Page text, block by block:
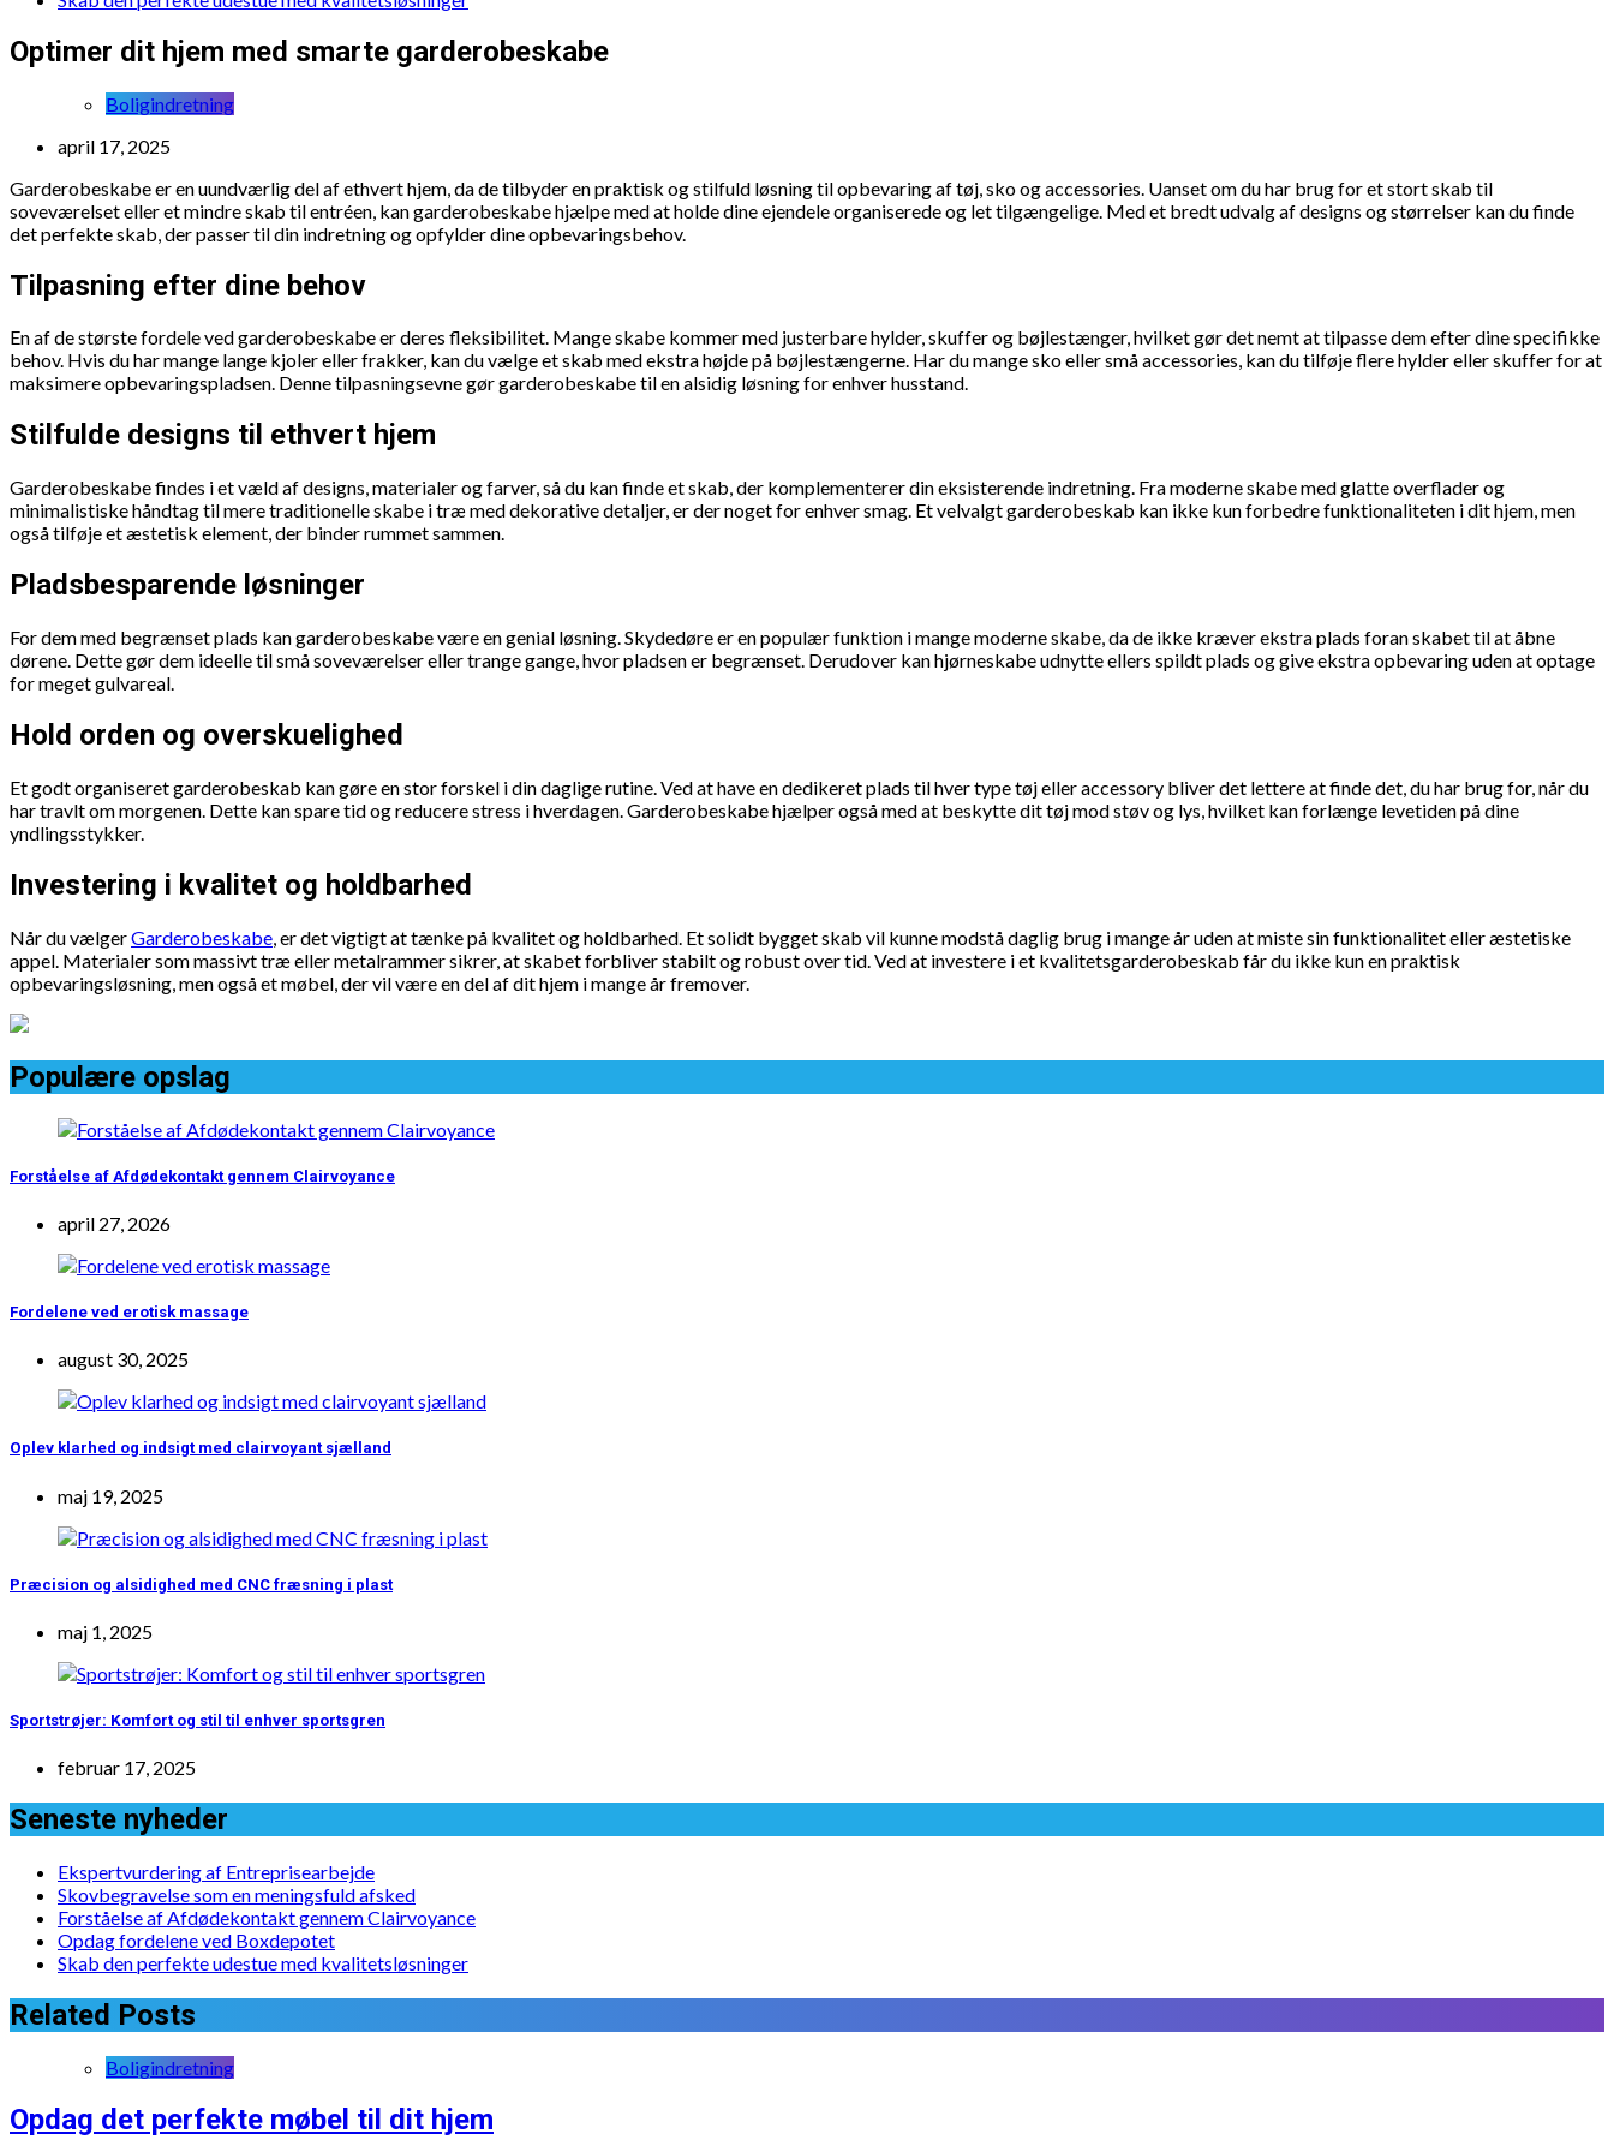
Optimer dit hjem med smarte garderobeskabe
Boligindretning
april 17, 2025
Garderobeskabe er en uundværlig del af ethvert hjem, da de tilbyder en praktisk og stilfuld løsning til opbevaring af tøj, sko og accessories. Uanset om du har brug for et stort skab til
soveværelset eller et mindre skab til entréen, kan garderobeskabe hjælpe med at holde dine ejendele organiserede og let tilgængelige. Med et bredt udvalg af designs og størrelser kan du finde
det perfekte skab, der passer til din indretning og opfylder dine opbevaringsbehov.
Tilpasning efter dine behov
En af de største fordele ved garderobeskabe er deres fleksibilitet. Mange skabe kommer med justerbare hylder, skuffer og bøjlestænger, hvilket gør det nemt at tilpasse dem efter dine specifikke
behov. Hvis du har mange lange kjoler eller frakker, kan du vælge et skab med ekstra højde på bøjlestængerne. Har du mange sko eller små accessories, kan du tilføje flere hylder eller skuffer for at
maksimere opbevaringspladsen. Denne tilpasningsevne gør garderobeskabe til en alsidig løsning for enhver husstand.
Stilfulde designs til ethvert hjem
Garderobeskabe findes i et væld af designs, materialer og farver, så du kan finde et skab, der komplementerer din eksisterende indretning. Fra moderne skabe med glatte overflader og
minimalistiske håndtag til mere traditionelle skabe i træ med dekorative detaljer, er der noget for enhver smag. Et velvalgt garderobeskab kan ikke kun forbedre funktionaliteten i dit hjem, men
også tilføje et æstetisk element, der binder rummet sammen.
Pladsbesparende løsninger
For dem med begrænset plads kan garderobeskabe være en genial løsning. Skydedøre er en populær funktion i mange moderne skabe, da de ikke kræver ekstra plads foran skabet til at åbne
dørene. Dette gør dem ideelle til små soveværelser eller trange gange, hvor pladsen er begrænset. Derudover kan hjørneskabe udnytte ellers spildt plads og give ekstra opbevaring uden at optage
for meget gulvareal.
Hold orden og overskuelighed
Et godt organiseret garderobeskab kan gøre en stor forskel i din daglige rutine. Ved at have en dedikeret plads til hver type tøj eller accessory bliver det lettere at finde det, du har brug for, når du
har travlt om morgenen. Dette kan spare tid og reducere stress i hverdagen. Garderobeskabe hjælper også med at beskytte dit tøj mod støv og lys, hvilket kan forlænge levetiden på dine
yndlingsstykker.
Investering i kvalitet og holdbarhed
Når du vælgerGarderobeskabe , er det vigtigt at tænke på kvalitet og holdbarhed. Et solidt bygget skab vil kunne modstå daglig brug i mange år uden at miste sin funktionalitet eller æstetiske
appel. Materialer som massivt træ eller metalrammer sikrer, at skabet forbliver stabilt og robust over tid. Ved at investere i et kvalitetsgarderobeskab får du ikke kun en praktisk
opbevaringsløsning, men også et møbel, der vil være en del af dit hjem i mange år fremover.
Populære opslag
Forståelse af Afdødekontakt gennem Clairvoyance
april 27, 2026
Fordelene ved erotisk massage
august 30, 2025
Oplev klarhed og indsigt med clairvoyant sjælland
maj 19, 2025
Præcision og alsidighed med CNC fræsning i plast
maj 1, 2025
Sportstrøjer: Komfort og stil til enhver sportsgren
februar 17, 2025
Seneste nyheder
Ekspertvurdering af Entreprisearbejde
Skovbegravelse som en meningsfuld afsked
Forståelse af Afdødekontakt gennem Clairvoyance
Opdag fordelene ved Boxdepotet
Skab den perfekte udestue med kvalitetsløsninger
Related Posts
Boligindretning
Opdag det perfekte møbel til dit hjem